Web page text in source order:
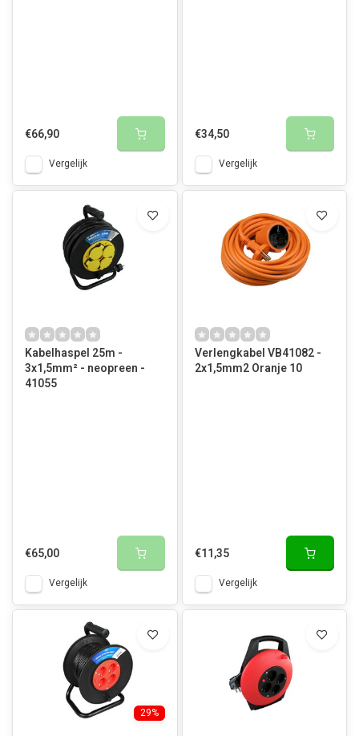
€66,90
Vergelijk
€34,50
Vergelijk
Kabelhaspel 25m -
3x1,5mm² - neopreen -
41055
€65,00
Vergelijk
Verlengkabel VB41082 -
2x1,5mm2 Oranje 10
€11,35
Vergelijk
29%